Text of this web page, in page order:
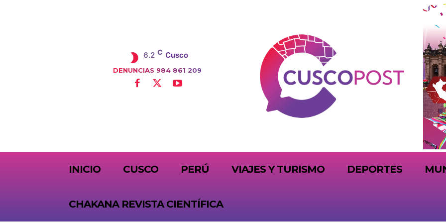
6.2 C Cusco
DENUNCIAS 984 861 209
INICIO CUSCO PERÚ VIAJES Y TURISMO DEPORTES
CHAKANA REVISTA CIENTÍFICA